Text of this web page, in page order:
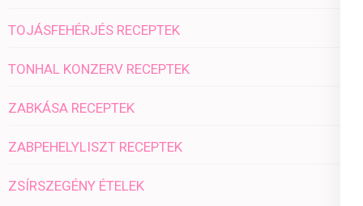
TOJÁSFEHÉRJÉS RECEPTEK
TONHAL KONZERV RECEPTEK
ZABKÁSA RECEPTEK
ZABPEHELYLISZT RECEPTEK
ZSÍRSZEGÉNY ÉTELEK